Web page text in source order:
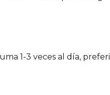
1-3 veces al día,